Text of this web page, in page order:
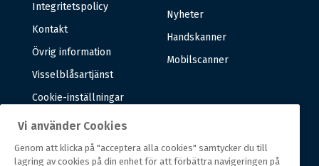
Integritetspolicy
Kontakt
Övrig information
Visselblåsartjänst
Cookie-inställningar
Nyheter
Handskanner
Mobilscanner
Vi använder Cookies
Genom att klicka på "acceptera alla cookies" samtycker du till
lagring av cookies på din enhet för att förbättra navigeringen på